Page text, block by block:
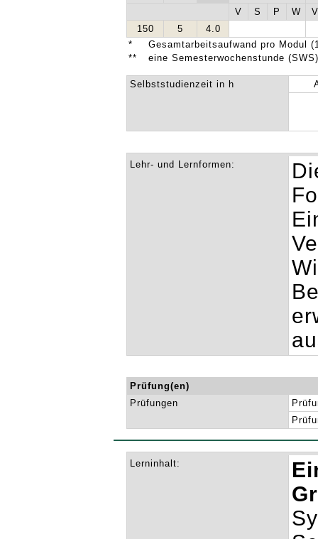
V S P W
150
5
4.0
*
Gesamtarbeitsaufwand pro Modul
**
eine Semesterwochenstunde
Selbststudienzeit in h
Lehr- und Lernformen:
Prüfung(en)
Prüfungen
Lerninhalt: